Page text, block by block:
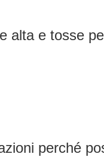
alta e tosse
perché